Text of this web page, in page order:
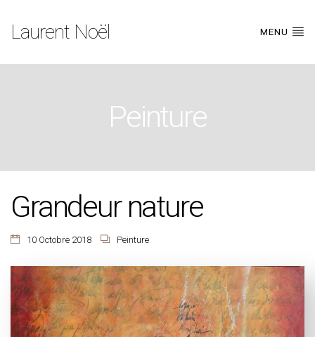
Laurent Noël MENU
Peinture
Grandeur nature
10 Octobre 2018 Peinture